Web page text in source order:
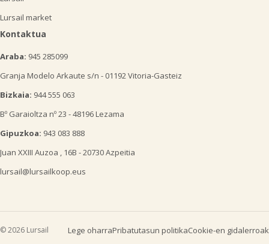
Lursail market
Kontaktua
Araba: 945 285099
Granja Modelo Arkaute s/n - 01192 Vitoria-Gasteiz
Bizkaia: 944 555 063
Bº Garaioltza nº 23 - 48196 Lezama
Gipuzkoa: 943 083 888
Juan XXIII Auzoa , 16B - 20730 Azpeitia
lursail@lursailkoop.eus
© 2026 Lursail Lege oharraPribatutasun politikaCookie-en gidalerroak